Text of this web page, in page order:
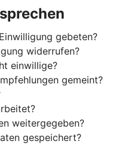
gebeten?
widerrufen?
einwillige?
gemeint?
weitergegeben?
gespeichert?